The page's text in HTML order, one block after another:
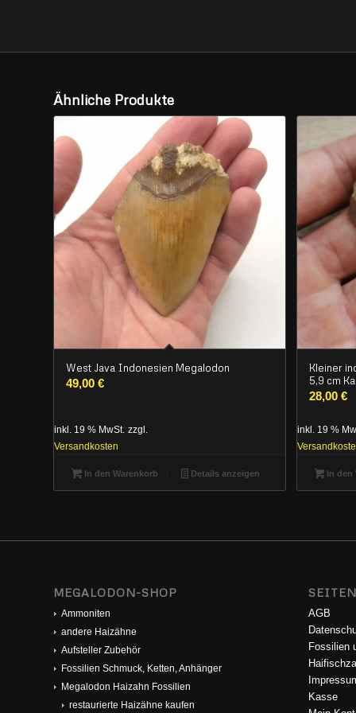
Ähnliche Produkte
West Java Indonesien Megalodon
49,00 €
inkl. 19 % MwSt. zzgl.
Versandkosten
In den Warenkorb Details anzeigen
Kleiner
5,9 cm
28,00 €
inkl. 19 %
In den
MEGALODON-SHOP
Ammoniten
andere Haizähne
Aufsteller Zubehör
Fossilien Schmuck, Ketten, Anhänger
Megalodon Haizahn Fossilien
restaurierte Haizähne kaufen
SEITEN
AGB
Fossilien
Kasse